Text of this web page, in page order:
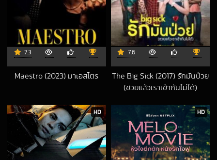
7.3
Maestro (2023) มาเอสโตร
7.6
The Big Sick (2017) รักมันป่วย
(ซวยแล้วเราเข้ากันไม่ได้)
HD HD